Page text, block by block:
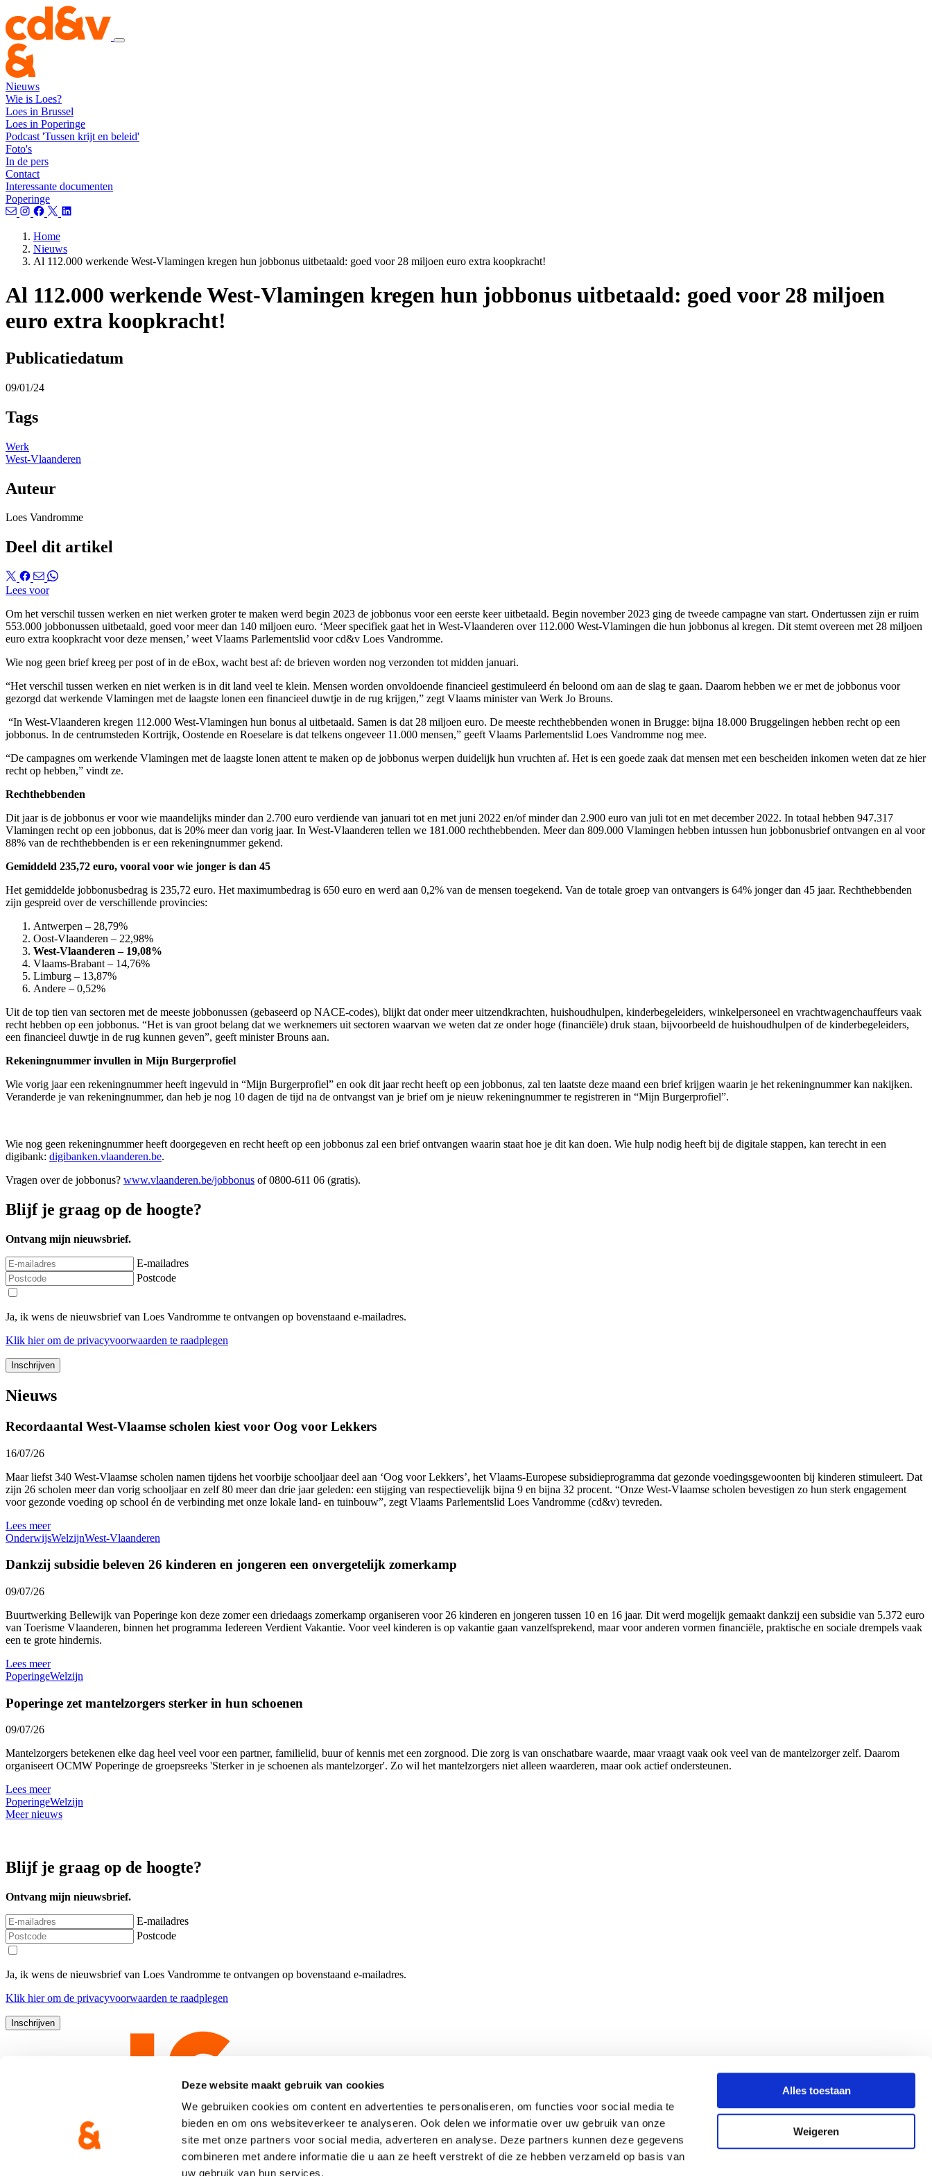
Deze website maakt gebruik van cookies
We gebruiken cookies om content en advertenties te personaliseren, om functies voor social media te
bieden en om ons websiteverkeer te analyseren. Ook delen we informatie over uw gebruik van onze
site met onze partners voor social media, adverteren en analyse. Deze partners kunnen deze gegevens
combineren met andere informatie die u aan ze heeft verstrekt of die ze hebben verzameld op basis van
uw gebruik van hun services.
Alles toestaan
Weigeren
Nieuws
Wie is Loes?
Loes in Brussel
Loes in Poperinge
Podcast 'Tussen krijt en beleid'
Foto's
In de pers
Contact
Interessante documenten
Poperinge
Home
Nieuws
Al 112.000 werkende West-Vlamingen kregen hun jobbonus uitbetaald: goed voor 28 miljoen euro extra koopkracht!
Al 112.000 werkende West-Vlamingen kregen hun jobbonus uitbetaald: goed voor 28 miljoen
euro extra koopkracht!
Publicatiedatum
09/01/24
Tags
Werk
West-Vlaanderen
Auteur
Loes Vandromme
Deel dit artikel
Lees voor
Om het verschil tussen werken en niet werken groter te maken werd begin 2023 de jobbonus voor een eerste keer uitbetaald. Begin november 2023 ging de tweede campagne van start. Ondertussen zijn er ruim
553.000 jobbonussen uitbetaald, goed voor meer dan 140 miljoen euro. ‘Meer specifiek gaat het in West-Vlaanderen over 112.000 West-Vlamingen die hun jobbonus al kregen. Dit stemt overeen met 28 miljoen
euro extra koopkracht voor deze mensen,’ weet Vlaams Parlementslid voor cd&v Loes Vandromme.
Wie nog geen brief kreeg per post of in de eBox, wacht best af: de brieven worden nog verzonden tot midden januari.
“Het verschil tussen werken en niet werken is in dit land veel te klein. Mensen worden onvoldoende financieel gestimuleerd én beloond om aan de slag te gaan. Daarom hebben we er met de jobbonus voor
gezorgd dat werkende Vlamingen met de laagste lonen een financieel duwtje in de rug krijgen,” zegt Vlaams minister van Werk Jo Brouns.
“In West-Vlaanderen kregen 112.000 West-Vlamingen hun bonus al uitbetaald. Samen is dat 28 miljoen euro. De meeste rechthebbenden wonen in Brugge: bijna 18.000 Bruggelingen hebben recht op een
jobbonus. In de centrumsteden Kortrijk, Oostende en Roeselare is dat telkens ongeveer 11.000 mensen,” geeft Vlaams Parlementslid Loes Vandromme nog mee.
“De campagnes om werkende Vlamingen met de laagste lonen attent te maken op de jobbonus werpen duidelijk hun vruchten af. Het is een goede zaak dat mensen met een bescheiden inkomen weten dat ze hier
recht op hebben,” vindt ze.
Rechthebbenden
Dit jaar is de jobbonus er voor wie maandelijks minder dan 2.700 euro verdiende van januari tot en met juni 2022 en/of minder dan 2.900 euro van juli tot en met december 2022. In totaal hebben 947.317
Vlamingen recht op een jobbonus, dat is 20% meer dan vorig jaar. In West-Vlaanderen tellen we 181.000 rechthebbenden. Meer dan 809.000 Vlamingen hebben intussen hun jobbonusbrief ontvangen en al voor
88% van de rechthebbenden is er een rekeningnummer gekend.
Gemiddeld 235,72 euro, vooral voor wie jonger is dan 45
Het gemiddelde jobbonusbedrag is 235,72 euro. Het maximumbedrag is 650 euro en werd aan 0,2% van de mensen toegekend. Van de totale groep van ontvangers is 64% jonger dan 45 jaar. Rechthebbenden
zijn gespreid over de verschillende provincies:
Antwerpen – 28,79%
Oost-Vlaanderen – 22,98%
West-Vlaanderen – 19,08%
Vlaams-Brabant – 14,76%
Limburg – 13,87%
Andere – 0,52%
Uit de top tien van sectoren met de meeste jobbonussen (gebaseerd op NACE-codes), blijkt dat onder meer uitzendkrachten, huishoudhulpen, kinderbegeleiders, winkelpersoneel en vrachtwagenchauffeurs vaak
recht hebben op een jobbonus. “Het is van groot belang dat we werknemers uit sectoren waarvan we weten dat ze onder hoge (financiële) druk staan, bijvoorbeeld de huishoudhulpen of de kinderbegeleiders,
een financieel duwtje in de rug kunnen geven”, geeft minister Brouns aan.
Rekeningnummer invullen in Mijn Burgerprofiel
Wie vorig jaar een rekeningnummer heeft ingevuld in “Mijn Burgerprofiel” en ook dit jaar recht heeft op een jobbonus, zal ten laatste deze maand een brief krijgen waarin je het rekeningnummer kan nakijken.
Veranderde je van rekeningnummer, dan heb je nog 10 dagen de tijd na de ontvangst van je brief om je nieuw rekeningnummer te registreren in “Mijn Burgerprofiel”.
Wie nog geen rekeningnummer heeft doorgegeven en recht heeft op een jobbonus zal een brief ontvangen waarin staat hoe je dit kan doen. Wie hulp nodig heeft bij de digitale stappen, kan terecht in een
digibank: digibanken.vlaanderen.be.
Vragen over de jobbonus? www.vlaanderen.be/jobbonus of 0800-611 06 (gratis).
Blijf je graag op de hoogte?
Ontvang mijn nieuwsbrief.
E-mailadres
Postcode
Ja, ik wens de nieuwsbrief van Loes Vandromme te ontvangen op bovenstaand e-mailadres.
Klik hierom de privacyvoorwaarden te raadplegen
Nieuws
Recordaantal West-Vlaamse scholen kiest voor Oog voor Lekkers
16/07/26
Maar liefst 340 West-Vlaamse scholen namen tijdens het voorbije schooljaar deel aan ‘Oog voor Lekkers’, het Vlaams-Europese subsidieprogramma dat gezonde voedingsgewoonten bij kinderen stimuleert. Dat
zijn 26 scholen meer dan vorig schooljaar en zelf 80 meer dan drie jaar geleden: een stijging van respectievelijk bijna 9 en bijna 32 procent. “Onze West-Vlaamse scholen bevestigen zo hun sterk engagement
voor gezonde voeding op school én de verbinding met onze lokale land- en tuinbouw”, zegt Vlaams Parlementslid Loes Vandromme (cd&v) tevreden.
Lees meer
OnderwijsWelzijnWest-Vlaanderen
Dankzij subsidie beleven 26 kinderen en jongeren een onvergetelijk zomerkamp
09/07/26
Buurtwerking Bellewijk van Poperinge kon deze zomer een driedaags zomerkamp organiseren voor 26 kinderen en jongeren tussen 10 en 16 jaar. Dit werd mogelijk gemaakt dankzij een subsidie van 5.372 euro
van Toerisme Vlaanderen, binnen het programma Iedereen Verdient Vakantie. Voor veel kinderen is op vakantie gaan vanzelfsprekend, maar voor anderen vormen financiële, praktische en sociale drempels vaak
een te grote hindernis.
Lees meer
PoperingeWelzijn
Poperinge zet mantelzorgers sterker in hun schoenen
09/07/26
Mantelzorgers betekenen elke dag heel veel voor een partner, familielid, buur of kennis met een zorgnood. Die zorg is van onschatbare waarde, maar vraagt vaak ook veel van de mantelzorger zelf. Daarom
organiseert OCMW Poperinge de groepsreeks 'Sterker in je schoenen als mantelzorger'. Zo wil het mantelzorgers niet alleen waarderen, maar ook actief ondersteunen.
Lees meer
PoperingeWelzijn
Meer nieuws
Blijf je graag op de hoogte?
Ontvang mijn nieuwsbrief.
E-mailadres
Postcode
Ja, ik wens de nieuwsbrief van Loes Vandromme te ontvangen op bovenstaand e-mailadres.
Klik hierom de privacyvoorwaarden te raadplegen